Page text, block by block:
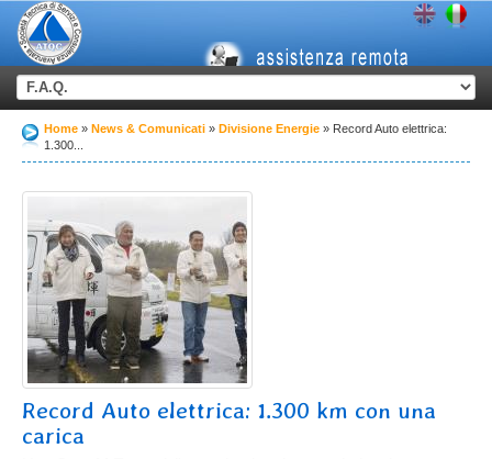
Home News & Comunicati Divisione Energie
Record Auto elettrica:
1.300...
Record Auto elettrica: 1.300 km con una
carica